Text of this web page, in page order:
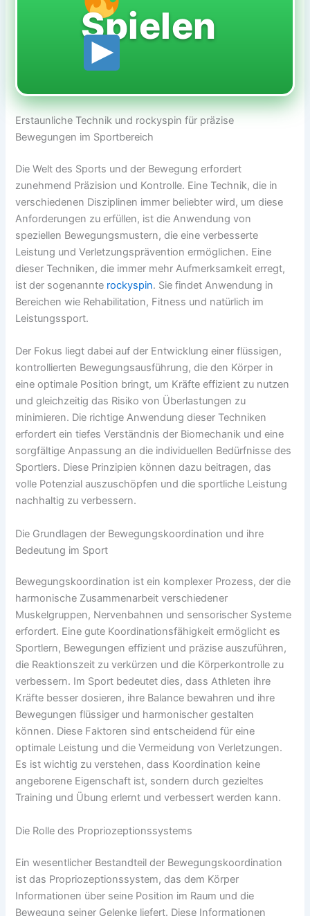
Spielen
Erstaunliche Technik und rockyspin für präzise
Bewegungen im Sportbereich
Die Welt des Sports und der Bewegung erfordert
zunehmend Präzision und Kontrolle. Eine Technik, die in
verschiedenen Disziplinen immer beliebter wird, um diese
Anforderungen zu erfüllen, ist die Anwendung von
speziellen Bewegungsmustern, die eine verbesserte
Leistung und Verletzungsprävention ermöglichen. Eine
dieser Techniken, die immer mehr Aufmerksamkeit erregt,
ist der sogenannte rockyspin. Sie findet Anwendung in
Bereichen wie Rehabilitation, Fitness und natürlich im
Leistungssport.
Der Fokus liegt dabei auf der Entwicklung einer flüssigen,
kontrollierten Bewegungsausführung, die den Körper in
eine optimale Position bringt, um Kräfte effizient zu nutzen
und gleichzeitig das Risiko von Überlastungen zu
minimieren. Die richtige Anwendung dieser Techniken
erfordert ein tiefes Verständnis der Biomechanik und eine
sorgfältige Anpassung an die individuellen Bedürfnisse des
Sportlers. Diese Prinzipien können dazu beitragen, das
volle Potenzial auszuschöpfen und die sportliche Leistung
nachhaltig zu verbessern.
Die Grundlagen der Bewegungskoordination und ihre
Bedeutung im Sport
Bewegungskoordination ist ein komplexer Prozess, der die
harmonische Zusammenarbeit verschiedener
Muskelgruppen, Nervenbahnen und sensorischer Systeme
erfordert. Eine gute Koordinationsfähigkeit ermöglicht es
Sportlern, Bewegungen effizient und präzise auszuführen,
die Reaktionszeit zu verkürzen und die Körperkontrolle zu
verbessern. Im Sport bedeutet dies, dass Athleten ihre
Kräfte besser dosieren, ihre Balance bewahren und ihre
Bewegungen flüssiger und harmonischer gestalten
können. Diese Faktoren sind entscheidend für eine
optimale Leistung und die Vermeidung von Verletzungen.
Es ist wichtig zu verstehen, dass Koordination keine
angeborene Eigenschaft ist, sondern durch gezieltes
Training und Übung erlernt und verbessert werden kann.
Die Rolle des Propriozeptionssystems
Ein wesentlicher Bestandteil der Bewegungskoordination
ist das Propriozeptionssystem, das dem Körper
Informationen über seine Position im Raum und die
Bewegung seiner Gelenke liefert. Diese Informationen